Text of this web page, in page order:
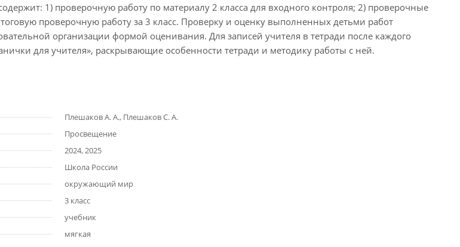
1) проверочную работу по материалу 2 класса для входного контроля; 2) проверочные
проверочную работу за 3 класс. Проверку и оценку выполненных детьми работ
организации формой оценивания. Для записей учителя в тетради после каждого
для учителя», раскрывающие особенности тетради и методику работы с ней.
Плешаков А. А., Плешаков С. А.
Просвещение
2024, 2025
Школа России
окружающий мир
3 класс
учебник
мягкая